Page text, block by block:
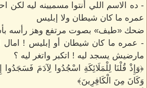
- ده الاسم اللي أنتوا مسميينه ليه لكن
عمره ما كان شيطان ولا إبليس
ضحك «طيف» بصوت مرتفع وهز رأسه
- عمره ما كان شيطان أو إبليس ! امال
مارضيش يسجد ليه ! اتكبر واتغر ليه ؟
﴿وَإِذْ قُلْنَا لِلْمَلَائِكَةِ اسْجُدُوا لِآدَمَ فَسَجَدُوا
وَكَانَ مِنَ الْكَافِرِينَ﴾